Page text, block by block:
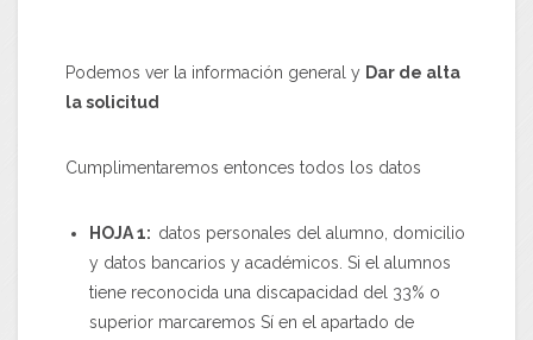
Podemos ver la información general y Dar de alta
la solicitud
Cumplimentaremos entonces todos los datos
HOJA 1: datos personales del alumno, domicilio
y datos bancarios y académicos. Si el alumnos
tiene reconocida una discapacidad del 33% o
superior marcaremos Sí en el apartado de